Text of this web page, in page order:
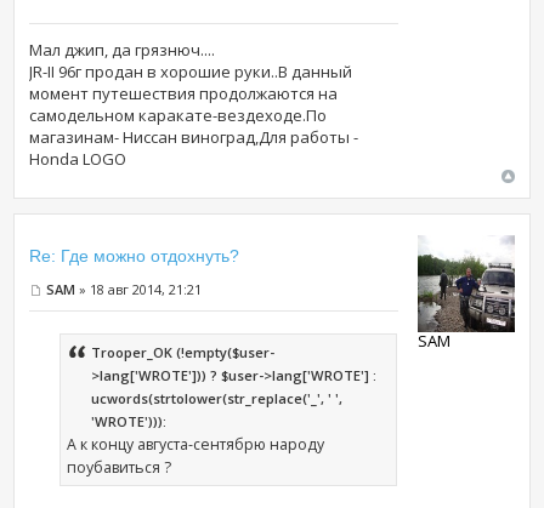
Мал джип, да грязнюч....
JR-II 96г продан в хорошие руки..В данный
момент путешествия продолжаются на
самодельном каракате-вездеходе.По
магазинам- Ниссан виноград,Для работы -
Honda LOGO
Re: Где можно отдохнуть?
SAM » 18 авг 2014, 21:21
Trooper_OK (!empty($user-
>lang['WROTE'])) ? $user->lang['WROTE'] :
ucwords(strtolower(str_replace('_', ' ',
'WROTE'))):
А к концу августа-сентябрю народу
поубавиться ?
SAM